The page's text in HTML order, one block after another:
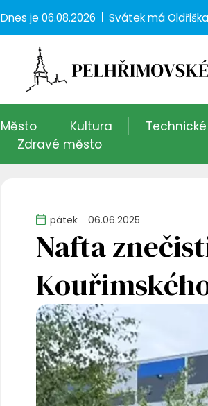
Dnes je 06.08.2026 Svátek máOldřiška
Město Kultura
Zdravé město
pátek 06.06.2025
Nafta